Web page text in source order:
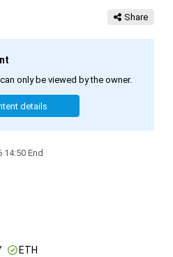
Share
only be viewed by the owner.
details
End
ETH